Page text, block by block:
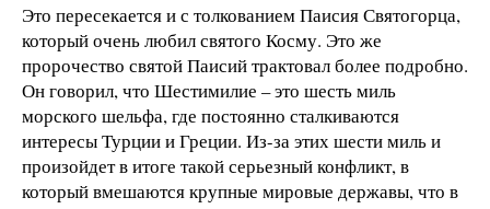
Это пересекается и с толкованием Паисия Святогорца,
который очень любил святого Косму. Это же
пророчество святой Паисий трактовал более подробно.
Он говорил, что Шестимилие – это шесть миль
морского шельфа, где постоянно сталкиваются
интересы Турции и Греции. Из-за этих шести миль и
произойдет в итоге такой серьезный конфликт, в
который вмешаются крупные мировые державы, что в